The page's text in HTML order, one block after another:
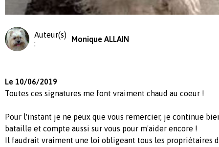
Auteur(s)
:
Monique ALLAIN
Le 10/06/2019
Toutes ces signatures me font vraiment chaud au coeur !
Pour l'instant je ne peux que vous remercier, je continue
bataille et compte aussi sur vous pour m'aider encore !
Il faudrait vraiment une loi obligeant tous les propriétaires